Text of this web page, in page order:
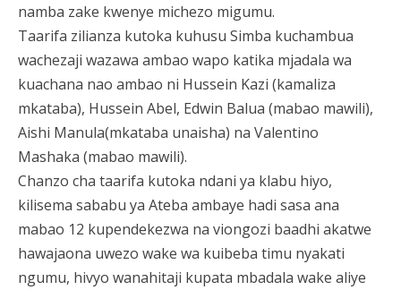
namba zake kwenye michezo migumu.
Taarifa zilianza kutoka kuhusu Simba kuchambua
wachezaji wazawa ambao wapo katika mjadala wa
kuachana nao ambao ni Hussein Kazi (kamaliza
mkataba), Hussein Abel, Edwin Balua (mabao mawili),
Aishi Manula(mkataba unaisha) na Valentino
Mashaka (mabao mawili).
Chanzo cha taarifa kutoka ndani ya klabu hiyo,
kilisema sababu ya Ateba ambaye hadi sasa ana
mabao 12 kupendekezwa na viongozi baadhi akatwe
hawajaona uwezo wake wa kuibeba timu nyakati
ngumu, hivyo wanahitaji kupata mbadala wake aliye